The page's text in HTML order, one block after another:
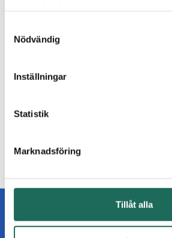
Nödvändig
Inställningar
Statistik
Marknadsföring
Tillåt alla